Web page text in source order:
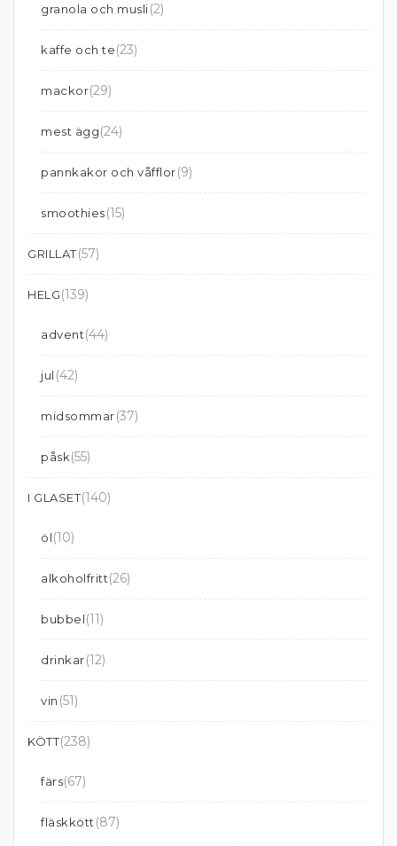
granola och musli(2)
kaffe och te(23)
mackor(29)
mest ägg(24)
pannkakor och våfflor(9)
smoothies(15)
GRILLAT(57)
HELG(139)
advent(44)
jul (42)
midsommar(37)
påsk(55)
I GLASET(140)
öl(10)
alkoholfritt(26)
bubbel(11)
drinkar(12)
vin (51)
KÖTT(238)
färs(67)
fläskkött (87)